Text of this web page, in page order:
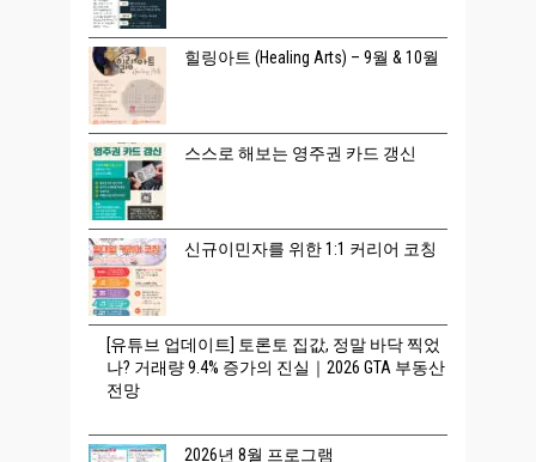
힐링아트 (Healing Arts) – 9월 & 10월
스스로 해보는 영주권 카드 갱신
신규이민자를 위한 1:1 커리어 코칭
[유튜브 업데이트] 토론토 집값, 정말 바닥 찍었
나? 거래량 9.4% 증가의 진실｜2026 GTA 부동산
전망
2026년 8월 프로그램